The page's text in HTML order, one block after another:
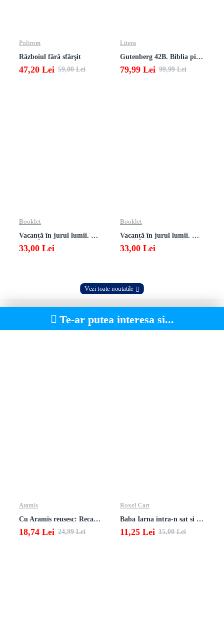
Polirom
Războiul fără sfârşit
47,20 Lei 59,00 Lei
Litera
Gutenberg 42B. Biblia pierduta
79,99 Lei 99,99 Lei
Booklet
Vacanță în jurul lumii. Matematică clasa a VII-a – EDIȚIA 2026
33,00 Lei
Booklet
Vacanță în jurul lumii. Matematică clasa a VI-a – EDIȚIA 2026
33,00 Lei
Vezi toate noutatile
Te-ar putea interesa si...
Aramis
Cu Aramis reusesc: Recapitulare si evaluare - Clasa a 4-a (Matematica, Stiinte ale naturii si Educatie civica)
18,74 Lei 24,99 Lei
Roxel Cart
Baba Iarna intra-n sat si alte poezii
11,25 Lei 15,00 Lei